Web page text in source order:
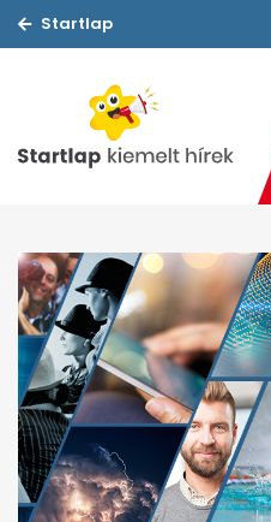
Startlap